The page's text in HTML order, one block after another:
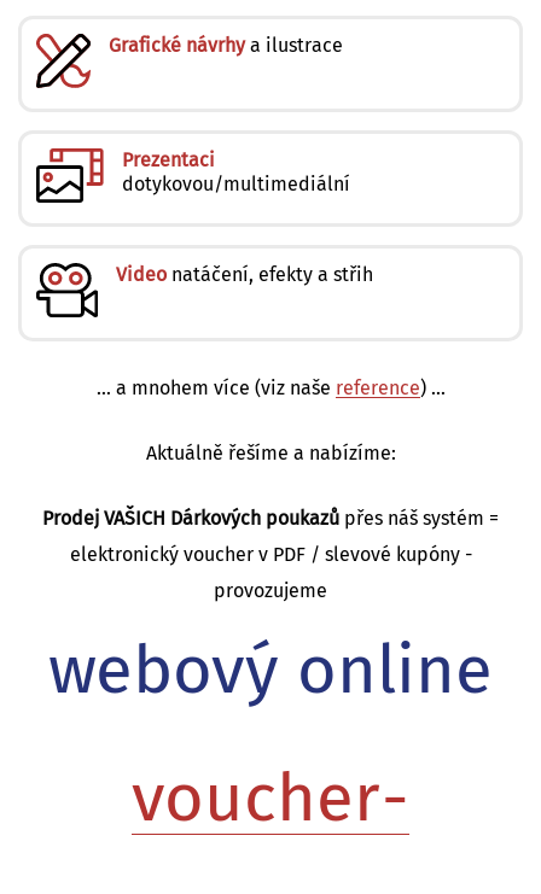
Grafické návrhya ilustrace
Prezentaci
dotykovou/multimediální
Videonatáčení, efekty a střih
... a mnohem více (viz naše reference) ...
Aktuálně řešíme a nabízíme:
Prodej VAŠICH Dárkových poukazů přes náš systém =
elektronický voucher v PDF / slevové kupóny -
provozujeme
webový online
voucher-